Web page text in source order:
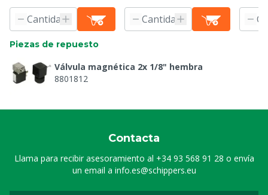
Piezas de repuesto
Válvula magnética 2x 1/8" hembra
8801812
Contacta
Llama para recibir asesoramiento al +34 93 568 91 28 o envía
un email a info.es@schippers.eu